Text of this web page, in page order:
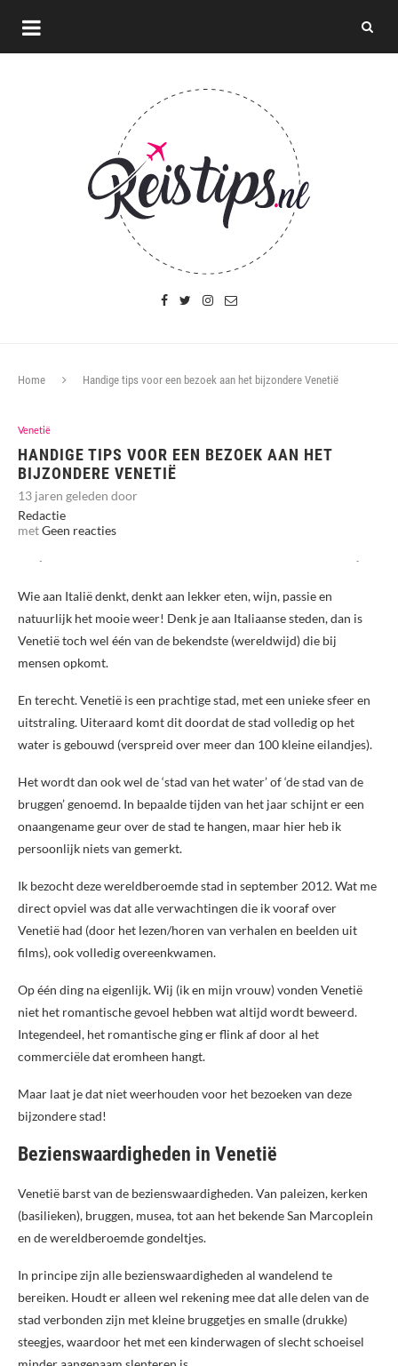
Home Handige tips voor een bezoek aan het bijzondere Venetië
Venetië
HANDIGE TIPS VOOR EEN BEZOEK AAN HET
BIJZONDERE VENETIË
13 jaren geleden door
Redactie
metGeen reacties
Wie aan Italië denkt, denkt aan lekker eten, wijn, passie en
natuurlijk het mooie weer! Denk je aan Italiaanse steden, dan is
Venetië toch wel één van de bekendste (wereldwijd) die bij
mensen opkomt.
En terecht. Venetië is een prachtige stad, met een unieke sfeer en
uitstraling. Uiteraard komt dit doordat de stad volledig op het
water is gebouwd (verspreid over meer dan 100 kleine eilandjes).
Het wordt dan ook wel de ‘stad van het water’ of ‘de stad van de
bruggen’ genoemd. In bepaalde tijden van het jaar schijnt er een
onaangename geur over de stad te hangen, maar hier heb ik
persoonlijk niets van gemerkt.
Ik bezocht deze wereldberoemde stad in september 2012. Wat me
direct opviel was dat alle verwachtingen die ik vooraf over
Venetië had (door het lezen/horen van verhalen en beelden uit
films), ook volledig overeenkwamen.
Op één ding na eigenlijk. Wij (ik en mijn vrouw) vonden Venetië
niet het romantische gevoel hebben wat altijd wordt beweerd.
Integendeel, het romantische ging er flink af door al het
commerciële dat eromheen hangt.
Maar laat je dat niet weerhouden voor het bezoeken van deze
bijzondere stad!
Bezienswaardigheden in Venetië
Venetië barst van de bezienswaardigheden. Van paleizen, kerken
(basilieken), bruggen, musea, tot aan het bekende San Marcoplein
en de wereldberoemde gondeltjes.
In principe zijn alle bezienswaardigheden al wandelend te
bereiken. Houdt er alleen wel rekening mee dat alle delen van de
stad verbonden zijn met kleine bruggetjes en smalle (drukke)
steegjes, waardoor het met een kinderwagen of slecht schoeisel